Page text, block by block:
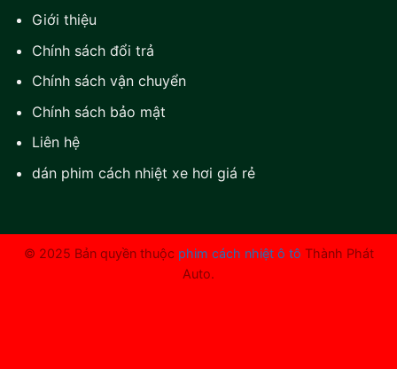
Giới thiệu
Chính sách đổi trả
Chính sách vận chuyển
Chính sách bảo mật
Liên hệ
dán phim cách nhiệt xe hơi giá rẻ
© 2025 Bản quyền thuộc phim cách nhiệt ô tô Thành Phát
Auto.